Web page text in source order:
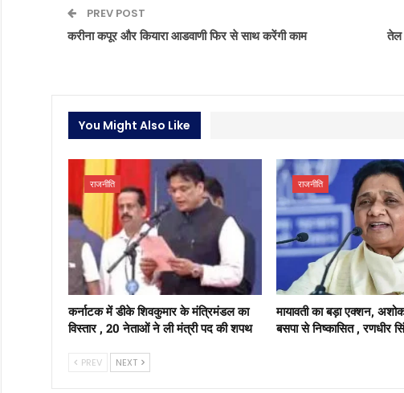
PREV POST
करीना कपूर और कियारा आडवाणी फिर से साथ करेंगी काम
तेल
You Might Also Like
राजनीति
कर्नाटक में डीके शिवकुमार के मंत्रिमंडल का
विस्तार , 20 नेताओं ने ली मंत्री पद की शपथ
राजनीति
मायावती का बड़ा एक्शन, अशोक
बसपा से निष्कासित , रणधीर
PREV NEXT